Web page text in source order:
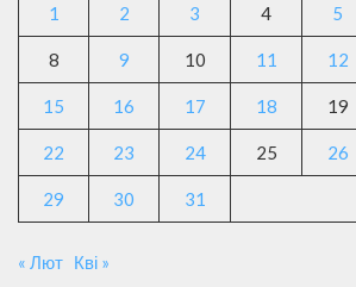
1 2 3 4 5
8 9 10 11 12
15 16 17 18 19
22 23 24 25 26
29 30 31
« Лют Кві »